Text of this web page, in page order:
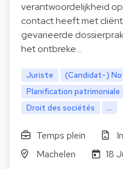
verantwoordelijkheid
contact heeft met
gevarieerde
het ontbreke…
Juriste
(Candidat-)
Planification patrimoniale
Droit des sociétés
...
Temps plein
Machelen
18